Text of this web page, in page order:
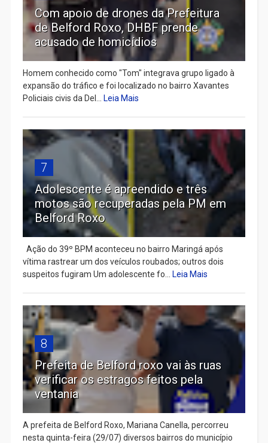
Com apoio de drones da Prefeitura
de Belford Roxo, DHBF prende
acusado de homicídios
Homem conhecido como "Tom" integrava grupo ligado à
expansão do tráfico e foi localizado no bairro Xavantes
Policiais civis da Del...
Leia Mais
7
Adolescente é apreendido e três
motos são recuperadas pela PM em
Belford Roxo
Ação do 39º BPM aconteceu no bairro Maringá após
vítima rastrear um dos veículos roubados; outros dois
suspeitos fugiram Um adolescente fo...
Leia Mais
8
Prefeita de Belford roxo vai às ruas
verificar os estragos feitos pela
ventania
A prefeita de Belford Roxo, Mariana Canella, percorreu
nesta quinta-feira (29/07) diversos bairros do município